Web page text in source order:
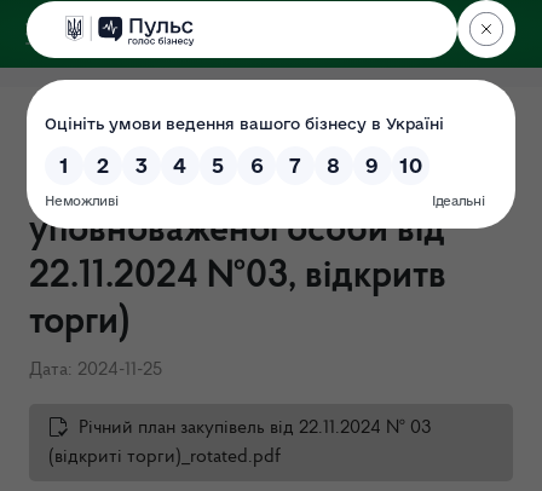
ДЕРЖЕКОІНСПЕКЦІЯ
Поліського округу
Річні плани закупівель на
2024 (затверджено в.о
уповноваженої особи від
22.11.2024 №03, відкритв
торги)
Дата: 2024-11-25
Річний план закупівель від 22.11.2024 № 03
(відкриті торги)_rotated.pdf